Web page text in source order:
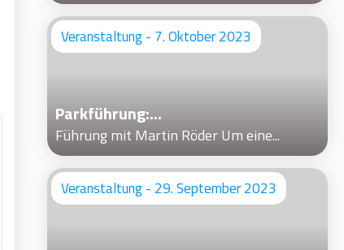
Veranstaltung - 7. Oktober 2023
Parkführung:...
Führung mit Martin Röder Um eine...
Veranstaltung - 29. September 2023